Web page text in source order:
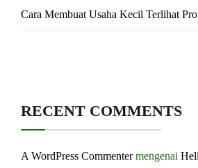
Cara Membuat Usaha Kecil Terlihat
RECENT COMMENTS
A WordPress Commentermengenai